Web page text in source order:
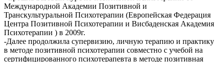
Международной Академии Позитивной и
Транскультуральной Психотерапии (Европейская Федерация
Центра Позитивной Психотерапии и Висбаденская Академия
Психотерапии ) в 2009г.
-Далее продолжила супервизию, личную терапию и практику
в методе позитивной психотерапии совместно с учебой на
сертифицированного психотерапевта в методе позитивная